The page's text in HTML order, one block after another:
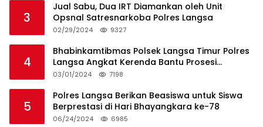
3
Jual Sabu, Dua IRT Diamankan oleh Unit
Opsnal Satresnarkoba Polres Langsa
02/29/2024 9327
4
Bhabinkamtibmas Polsek Langsa Timur Polres
Langsa Angkat Kerenda Bantu Prosesi
Pemakaman Warga
03/01/2024 7198
5
Polres Langsa Berikan Beasiswa untuk Siswa
Berprestasi di Hari Bhayangkara ke-78
06/24/2024 6985